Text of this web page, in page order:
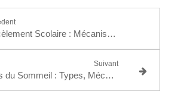
Harcèlement Scolaire : Mécanismes et Approches
Suivant
Les Troubles du Sommeil : Types, Mécanismes